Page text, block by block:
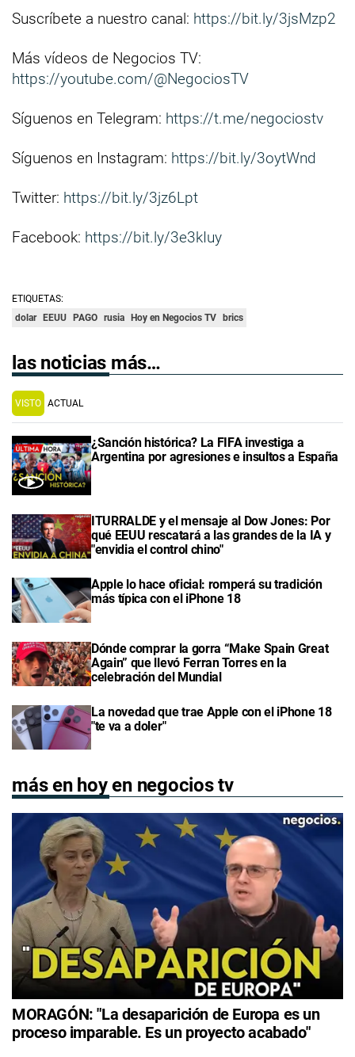
Suscríbete a nuestro canal: https://bit.ly/3jsMzp2
Más vídeos de Negocios TV:
https://youtube.com/@NegociosTV
Síguenos en Telegram: https://t.me/negociostv
Síguenos en Instagram: https://bit.ly/3oytWnd
Twitter: https://bit.ly/3jz6Lpt
Facebook: https://bit.ly/3e3kIuy
ETIQUETAS:
dolar
EEUU PAGO rusia Hoy en Negocios TV brics
las noticias más…
VISTO ACTUAL
¿Sanción histórica? La FIFA investiga a
Argentina por agresiones e insultos a España
ITURRALDE y el mensaje al Dow Jones: Por
qué EEUU rescatará a las grandes de la IA y
"envidia el control chino"
Apple lo hace oficial: romperá su tradición
más típica con el iPhone 18
Dónde comprar la gorra “Make Spain Great
Again” que llevó Ferran Torres en la
celebración del Mundial
La novedad que trae Apple con el iPhone 18
"te va a doler"
más en hoy en negocios tv
MORAGÓN: "La desaparición de Europa es un
proceso imparable. Es un proyecto acabado"